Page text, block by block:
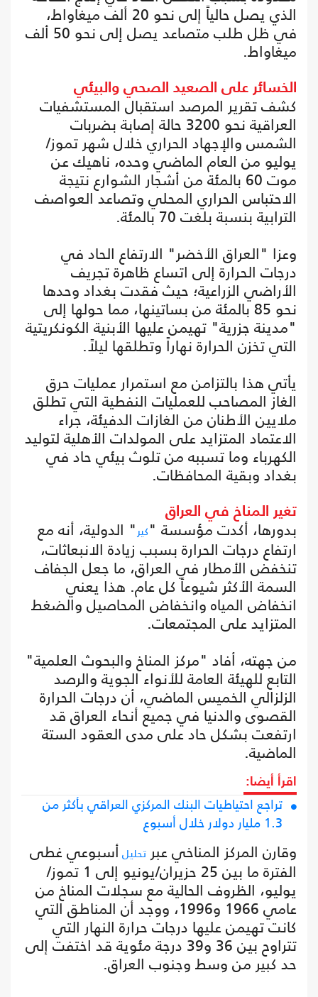
الذي يصل حالياً إلى نحو 20 ألف ميغاواط،
في ظل طلب متصاعد يصل إلى نحو 50 ألف
ميغاواط.
الخسائر على الصعيد الصحي والبيئي
كشف تقرير المرصد استقبال المستشفيات
العراقية نحو 3200 حالة إصابة بضربات
الشمس والإجهاد الحراري خلال شهر تموز/
يوليو من العام الماضي وحده، ناهيك عن
موت 60 بالمئة من أشجار الشوارع نتيجة
الاحتباس الحراري المحلي وتصاعد العواصف
الترابية بنسبة بلغت 70 بالمئة.
وعزا "العراق الأخضر" الارتفاع الحاد في
درجات الحرارة إلى اتساع ظاهرة تجريف
الأراضي الزراعية؛ حيث فقدت بغداد وحدها
نحو 85 بالمئة من بساتينها، مما حولها إلى
"مدينة جزرية" تهيمن عليها الأبنية الكونكريتية
التي تخزن الحرارة نهاراً وتطلقها ليلاً.
يأتي هذا بالتزامن مع استمرار عمليات حرق
الغاز المصاحب للعمليات النفطية التي تطلق
ملايين الأطنان من الغازات الدفيئة، جراء
الاعتماد المتزايد على المولدات الأهلية لتوليد
الكهرباء وما تسببه من تلوث بيئي حاد في
بغداد وبقية المحافظات.
تغير المناخ في العراق
بدورها، أكدت مؤسسة "كير " الدولية، أنه مع
ارتفاع درجات الحرارة بسبب زيادة الانبعاثات،
تنخفض الأمطار في العراق، ما جعل الجفاف
السمة الأكثر شيوعاً كل عام. هذا يعني
انخفاض المياه وانخفاض المحاصيل والضغط
المتزايد على المجتمعات.
من جهته، أفاد "مركز المناخ والبحوث العلمية"
التابع للهيئة العامة للأنواء الجوية والرصد
الزلزالي الخميس الماضي، أن درجات الحرارة
القصوى والدنيا في جميع أنحاء العراق قد
ارتفعت بشكل حاد على مدى العقود الستة
الماضية.
اقرأ أيضا:
تراجع احتياطيات البنك المركزي العراقي بأكثر من
1.3 مليار دولار خلال أسبوع
وقارن المركز المناخي عبر تحليل أسبوعي غطى
الفترة ما بين 25 حزيران/يونيو إلى 1 تموز/
يوليو، الظروف الحالية مع سجلات المناخ من
عامي 1966 و1996، ووجد أن المناطق التي
كانت تهيمن عليها درجات حرارة النهار التي
تتراوح بين 36 و39 درجة مئوية قد اختفت إلى
حد كبير من وسط وجنوب العراق.